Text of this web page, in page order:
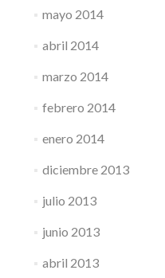
mayo 2014
abril 2014
marzo 2014
febrero 2014
enero 2014
diciembre 2013
julio 2013
junio 2013
abril 2013